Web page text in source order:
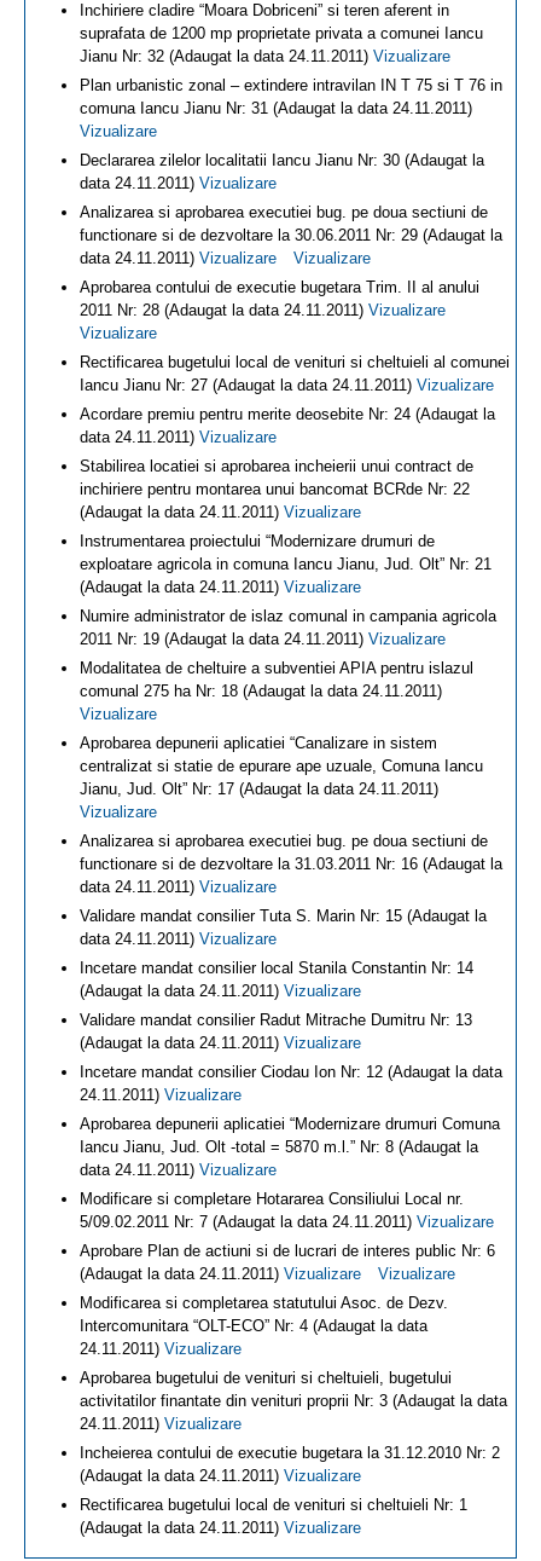
Inchiriere cladire “Moara Dobriceni” si teren aferent in
suprafata de 1200 mp proprietate privata a comunei Iancu
Jianu Nr: 32 (Adaugat la data 24.11.2011) Vizualizare
Plan urbanistic zonal – extindere intravilan IN T 75 si T 76 in
comuna Iancu Jianu Nr: 31 (Adaugat la data 24.11.2011)
Vizualizare
Declararea zilelor localitatii Iancu Jianu Nr: 30 (Adaugat la
data 24.11.2011) Vizualizare
Analizarea si aprobarea executiei bug. pe doua sectiuni de
functionare si de dezvoltare la 30.06.2011 Nr: 29 (Adaugat la
data 24.11.2011) Vizualizare
Vizualizare
Aprobarea contului de executie bugetara Trim. II al anului
2011 Nr: 28 (Adaugat la data 24.11.2011) Vizualizare
Vizualizare
Rectificarea bugetului local de venituri si cheltuieli al comunei
Iancu Jianu Nr: 27 (Adaugat la data 24.11.2011) Vizualizare
Acordare premiu pentru merite deosebite Nr: 24 (Adaugat la
data 24.11.2011) Vizualizare
Stabilirea locatiei si aprobarea incheierii unui contract de
inchiriere pentru montarea unui bancomat BCRde Nr: 22
(Adaugat la data 24.11.2011) Vizualizare
Instrumentarea proiectului “Modernizare drumuri de
exploatare agricola in comuna Iancu Jianu, Jud. Olt” Nr: 21
(Adaugat la data 24.11.2011) Vizualizare
Numire administrator de islaz comunal in campania agricola
2011 Nr: 19 (Adaugat la data 24.11.2011) Vizualizare
Modalitatea de cheltuire a subventiei APIA pentru islazul
comunal 275 ha Nr: 18 (Adaugat la data 24.11.2011)
Vizualizare
Aprobarea depunerii aplicatiei “Canalizare in sistem
centralizat si statie de epurare ape uzuale, Comuna Iancu
Jianu, Jud. Olt” Nr: 17 (Adaugat la data 24.11.2011)
Vizualizare
Analizarea si aprobarea executiei bug. pe doua sectiuni de
functionare si de dezvoltare la 31.03.2011 Nr: 16 (Adaugat la
data 24.11.2011) Vizualizare
Validare mandat consilier Tuta S. Marin Nr: 15 (Adaugat la
data 24.11.2011) Vizualizare
Incetare mandat consilier local Stanila Constantin Nr: 14
(Adaugat la data 24.11.2011) Vizualizare
Validare mandat consilier Radut Mitrache Dumitru Nr: 13
(Adaugat la data 24.11.2011) Vizualizare
Incetare mandat consilier Ciodau Ion Nr: 12 (Adaugat la data
24.11.2011) Vizualizare
Aprobarea depunerii aplicatiei “Modernizare drumuri Comuna
Iancu Jianu, Jud. Olt -total = 5870 m.l.” Nr: 8 (Adaugat la
data 24.11.2011) Vizualizare
Modificare si completare Hotararea Consiliului Local nr.
5/09.02.2011 Nr: 7 (Adaugat la data 24.11.2011) Vizualizare
Aprobare Plan de actiuni si de lucrari de interes public Nr: 6
(Adaugat la data 24.11.2011) Vizualizare
Vizualizare
Modificarea si completarea statutului Asoc. de Dezv.
Intercomunitara “OLT-ECO” Nr: 4 (Adaugat la data
24.11.2011) Vizualizare
Aprobarea bugetului de venituri si cheltuieli, bugetului
activitatilor finantate din venituri proprii Nr: 3 (Adaugat la data
24.11.2011) Vizualizare
Incheierea contului de executie bugetara la 31.12.2010 Nr: 2
(Adaugat la data 24.11.2011) Vizualizare
Rectificarea bugetului local de venituri si cheltuieli Nr: 1
(Adaugat la data 24.11.2011) Vizualizare